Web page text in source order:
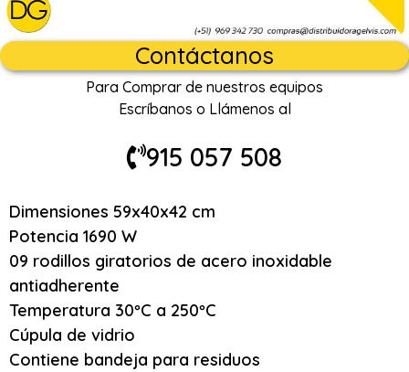
Contáctanos
Para Comprar de nuestros equipos
Escríbanos o Llámenos al
915 057 508
Dimensiones 59x40x42 cm
Potencia 1690 W
09 rodillos giratorios de acero inoxidable
antiadherente
Temperatura 30ºC a 250ºC
Cúpula de vidrio
Contiene bandeja para residuos